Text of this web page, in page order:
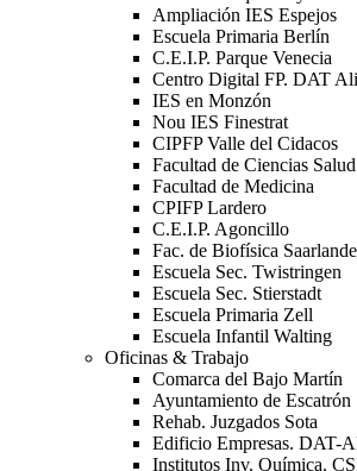
Ampliación IES Espejos
Escuela Primaria Berlín
C.E.I.P. Parque Venecia
Centro Digital FP. DAT
IES en Monzón
Nou IES Finestrat
CIPFP Valle del Cidacos
Facultad de Ciencias Salud
Facultad de Medicina
CPIFP Lardero
C.E.I.P. Agoncillo
Fac. de Biofísica
Escuela Sec. Twistringen
Escuela Sec. Stierstadt
Escuela Primaria Zell
Escuela Infantil Walting
Oficinas & Trabajo
Comarca del Bajo Martín
Ayuntamiento de Escatrón
Rehab. Juzgados Sota
Edificio Empresas. DAT-
Institutos Inv. Química.